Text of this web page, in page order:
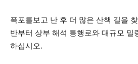
폭포를보고 난 후 더 많은 산책 길을
반부터 상부 해석 통행로와 대규모 밀
하십시오.